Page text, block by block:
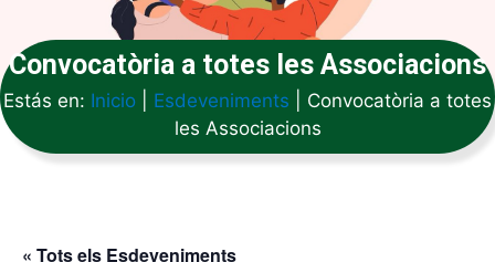
Convocatòria a totes les Associacions
Estás en: Inicio Esdeveniments
Convocatòria a totes
les Associacions
« Tots els Esdeveniments